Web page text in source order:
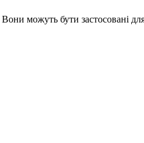
можуть бути застосовані